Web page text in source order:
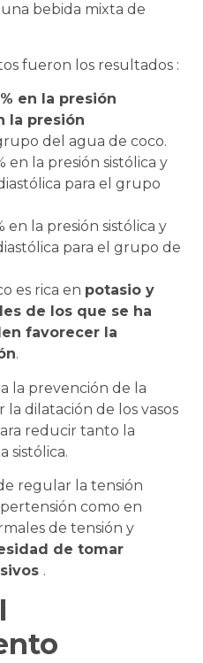
bebida mixta de
fueron los resultados :
en la presión
la presión
del agua de coco.
en la presión sistólica y
para el grupo
en la presión sistólica y
para el grupo de
es rica en potasio y
de los que se ha
favorecer la
.
la prevención de la
dilatación de los vasos
reducir tanto la
sistólica.
regular la tensión
como en
de tensión y
de tomar
.